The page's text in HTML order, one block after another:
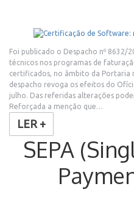
Foi publicado o Despacho nº
técnicos nos programas de
certificados, no âmbito da Portaria
despacho revoga os efeitos do
julho. Das referidas alterações
Reforçada a menção que…
LER +
SEPA